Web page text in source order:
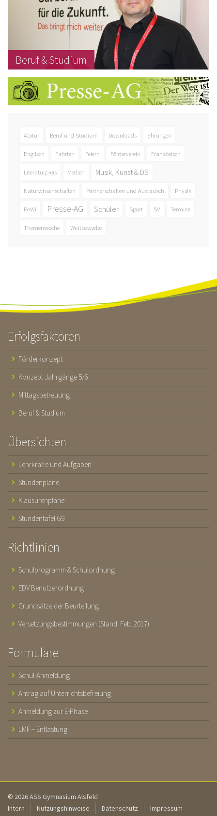
Beruf & Studium
Abitur Beruf und Studium Downloads Ehrungen
Englisch Fahrten Feiern Förderverein Französisch
Literaturpreis Medien Musik, Kunst & DS
Naturwissenschaften Partnerschaften und Austausch Physik
PoWi Presse-AG Schüler Sport SV Termine
Themenwoche Wettbewerbe
Erfolgsfaktoren
Förderkonzept
Konzept Jahrgänge 5/6
Mittagsbetreuung
Beruf & Studium
Übersichten
Lehrkräfte und Aufgaben
Stundenpläne
Klausurenpläne
Stundentafel G9
Richtlinien
Schulprogramm & Schulordnung
EDV Benutzerordnung
Grundsätze der Beurteilung
Versetzungsbestimmungen (Stand: Feb. 2017)
Formulare
Schul-Anmeldung
Antrag auf Unterrichtsbefreiung
Anmeldung zur E-Phase
LMF – Entlastung
© 2026 ASS Gymnasium Alsfeld
Intern
Nutzungshinweise Datenschutz Impressum